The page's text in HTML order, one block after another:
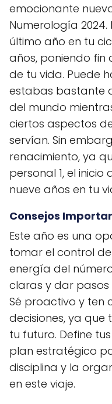
emocionante
Numerología 2024.
último año en tu
años, poniendo
de tu vida. Puede
estabas bastante
del mundo
ciertos aspectos
servían. Sin
renacimiento, ya
personal 1, el
nueve años en tu
Consejos
Este año es una
tomar el control
energía del
claras y dar pasos
Sé proactivo y ten
decisiones, ya
tu futuro. Define
plan estratégico
disciplina y la
en este viaje.